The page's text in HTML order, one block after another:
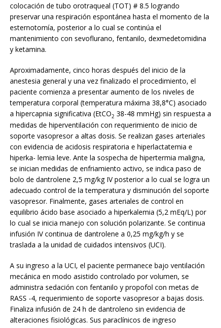
colocación de tubo orotraqueal (TOT) # 8.5 logrando
preservar una respiración espontánea hasta el momento de la
esternotomía, posterior a lo cual se continúa el
mantenimiento con sevoflurano, fentanilo, dexmedetomidina
y ketamina.
Aproximadamente, cinco horas después del inicio de la
anestesia general y una vez finalizado el procedimiento, el
paciente comienza a presentar aumento de los niveles de
temperatura corporal (temperatura máxima 38,8°C) asociado
a hipercapnia significativa (EtCO2 38-48 mmHg) sin respuesta a
medidas de hiperventilación con requerimiento de inicio de
soporte vasopresor a altas dosis. Se realizan gases arteriales
con evidencia de acidosis respiratoria e hiperlactatemia e
hiperka- lemia leve. Ante la sospecha de hipertermia maligna,
se inician medidas de enfriamiento activo, se indica paso de
bolo de dantrolene 2,5 mg/kg IV posterior a lo cual se logra un
adecuado control de la temperatura y disminución del soporte
vasopresor. Finalmente, gases arteriales de control en
equilibrio ácido base asociado a hiperkalemia (5,2 mEq/L) por
lo cual se inicia manejo con solución polarizante. Se continua
infusión IV continua de dantrolene a 0,25 mg/kg/h y se
traslada a la unidad de cuidados intensivos (UCI).
A su ingreso a la UCI, el paciente permanece bajo ventilación
mecánica en modo asistido controlado por volumen, se
administra sedación con fentanilo y propofol con metas de
RASS -4, requerimiento de soporte vasopresor a bajas dosis.
Finaliza infusión de 24 h de dantroleno sin evidencia de
alteraciones fisiológicas. Sus paraclínicos de ingreso